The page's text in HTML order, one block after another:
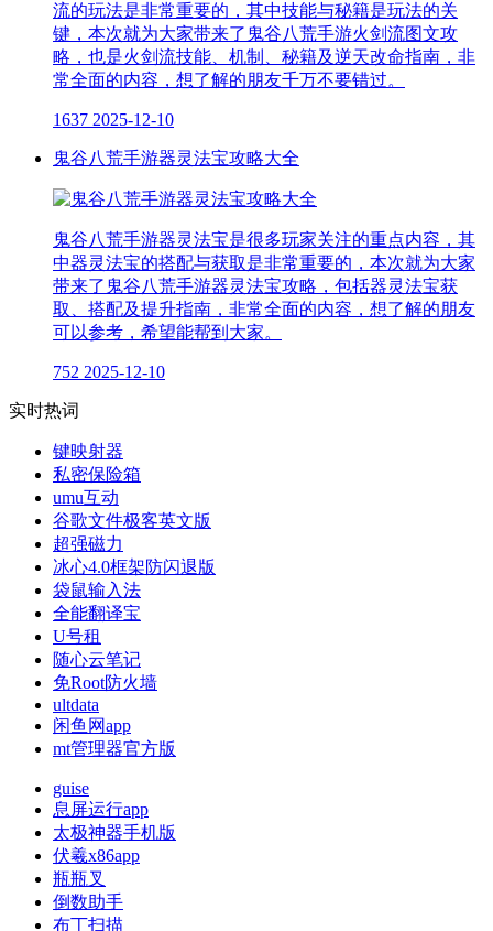
流的玩法是非常重要的，其中技能与秘籍是玩法的关
键，本次就为大家带来了鬼谷八荒手游火剑流图文攻
略，也是火剑流技能、机制、秘籍及逆天改命指南，非
常全面的内容，想了解的朋友千万不要错过。
1637 2025-12-10
鬼谷八荒手游器灵法宝攻略大全
鬼谷八荒手游器灵法宝是很多玩家关注的重点内容，其
中器灵法宝的搭配与获取是非常重要的，本次就为大家
带来了鬼谷八荒手游器灵法宝攻略，包括器灵法宝获
取、搭配及提升指南，非常全面的内容，想了解的朋友
可以参考，希望能帮到大家。
752 2025-12-10
实时热词
键映射器
私密保险箱
umu互动
谷歌文件极客英文版
超强磁力
冰心4.0框架防闪退版
袋鼠输入法
全能翻译宝
U号租
随心云笔记
免Root防火墙
ultdata
闲鱼网app
mt管理器官方版
guise
息屏运行app
太极神器手机版
伏羲x86app
瓶瓶叉
倒数助手
布丁扫描